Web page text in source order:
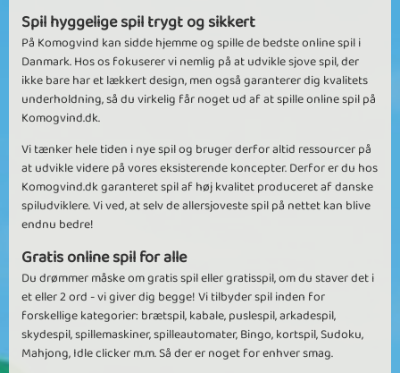
Spil hyggelige spil trygt og sikkert
På Komogvind kan sidde hjemme og spille de bedste online spil i
Danmark. Hos os fokuserer vi nemlig på at udvikle sjove spil, der
ikke bare har et lækkert design, men også garanterer dig kvalitets
underholdning, så du virkelig får noget ud af at spille online spil på
Komogvind.dk.
Vi tænker hele tiden i nye spil og bruger derfor altid ressourcer på
at udvikle videre på vores eksisterende koncepter. Derfor er du hos
Komogvind.dk garanteret spil af høj kvalitet produceret af danske
spiludviklere. Vi ved, at selv de allersjoveste spil på nettet kan blive
endnu bedre!
Gratis online spil for alle
Du drømmer måske om gratis spil eller gratisspil, om du staver det i
et eller 2 ord - vi giver dig begge! Vi tilbyder spil inden for
forskellige kategorier: brætspil, kabale, puslespil, arkadespil,
skydespil, spillemaskiner, spilleautomater, Bingo, kortspil, Sudoku,
Mahjong, Idle clicker m.m. Så der er noget for enhver smag.